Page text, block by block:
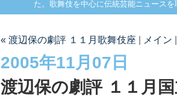
た。歌舞伎を中心に伝統芸能ニュース
« 渡辺保の劇評 １１月歌舞伎座 メイン
2005年11月07日
渡辺保の劇評 １１月